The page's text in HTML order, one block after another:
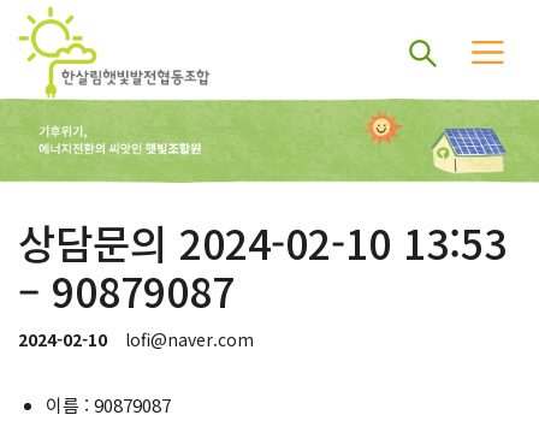
상담문의 2024-02-10 13:53
– 90879087
2024-02-10 lofi@naver.com
이름 : 90879087